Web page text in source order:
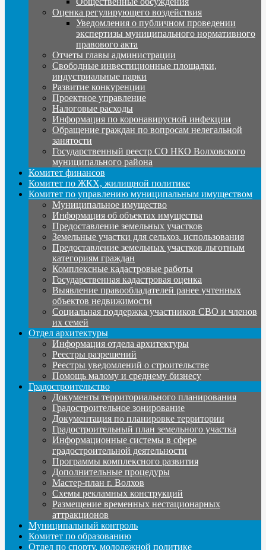
Оценка регулирующего воздействия
Уведомления о публичном проведении
экспертизы муниципального нормативного
правового акта
Отчеты главы администрации
Свободные инвестиционные площадки,
индустриальные парки
Развитие конкуренции
Проектное управление
Налоговые расходы
Информация по коронавирусной инфекции
Обращение граждан по вопросам нелегальной
занятости
Государственный реестр СО НКО Волховского
муниципального района
Комитет финансов
Комитет по ЖКХ, жилищной политике
Комитет по управлению муниципальным имуществом
Муниципальное имущество
Информация об объектах имущества
Предоставление земельных участков
Земельные участки для сельхоз. использования
Предоставление земельных участков льготным
категориям граждан
Комплексные кадастровые работы
Государственная кадастровая оценка
Выявление правообладателей ранее учтенных
объектов недвижимости
Социальная поддержка участников СВО и членов
их семей
Отдел архитектуры
Информация отдела архитектуры
Реестры разрешений
Реестры уведомлений о строительстве
Помощь малому и среднему бизнесу
Градостроительство
Документы территориального планирования
Градостроительное зонирование
Документация по планировке территории
Градостроительный план земельного участка
Информационные системы в сфере
градостроительной деятельности
Программы комплексного развития
Дополнительные процедуры
Мастер-план г. Волхов
Схемы рекламных конструкций
Размещение временных нестационарных
аттракционов
Муниципальный контроль
Комитет по образованию
Отдел по спорту, молодежной политике